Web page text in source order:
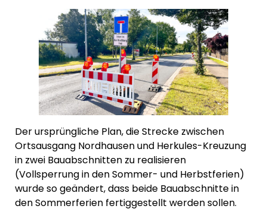
Der ursprüngliche Plan, die Strecke zwischen
Ortsausgang Nordhausen und Herkules-Kreuzung
in zwei Bauabschnitten zu realisieren
(Vollsperrung in den Sommer- und Herbstferien)
wurde so geändert, dass beide Bauabschnitte in
den Sommerferien fertiggestellt werden sollen.